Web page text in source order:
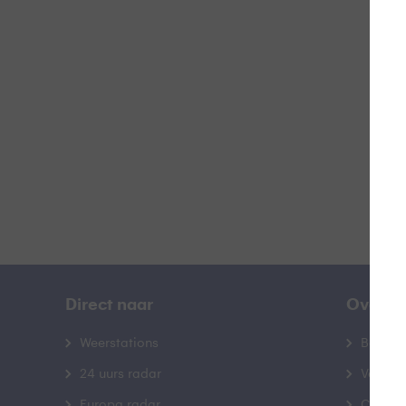
Direct naar
Weerstations
24 uurs radar
Over